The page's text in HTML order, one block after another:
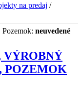
na predaj /
Pozemok: neuvedené
VÝROBNÝ
POZEMOK